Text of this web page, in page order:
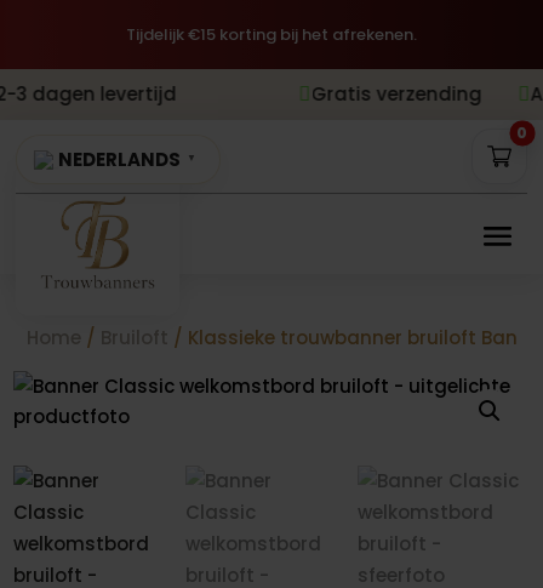
Tijdelijk €15 korting bij het afrekenen.
Gratis verzending Achteraf
NEDERLANDS ▼
0
Home / Bruiloft / Klassieke trouwbanner bruiloft